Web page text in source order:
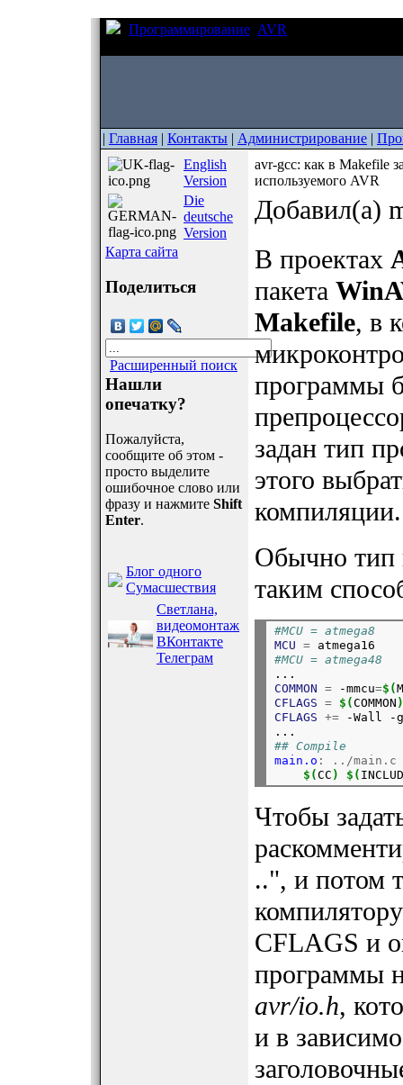
Программирование AVR
| Главная | Контакты | Администрирование |
English
Version
Die
deutsche
Version
Карта сайта
Поделиться
Расширенный поиск
Нашли
опечатку?
Пожалуйста,
сообщите об этом -
просто выделите
ошибочное слово или
фразу и нажмите Shift
Enter.
Блог одного
Сумасшествия
Светлана,
видеомонтаж
ВКонтакте
Телеграм
avr-gcc: как в Makefile
используемого AVR
Добавил(а)
В проектах
пакета
Makefile, в
программы
задан тип
этого
компиляции.
Обычно тип
таким
#MCU = atmega8
MCU
= atmega16
#MCU = atmega48
...
COMMON
= -mmcu=$(
CFLAGS
= $(COMMON
CFLAGS
+= -Wall -
...
## Compile
main.o :
../main.c
$(CC ) $(
Чтобы
..", и потом
CFLAGS и
программы
avr/io.h,
и в